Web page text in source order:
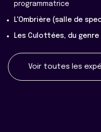
programmatrice
L'Ombrière (salle de
Les Culottées, du genre
Voir toutes les